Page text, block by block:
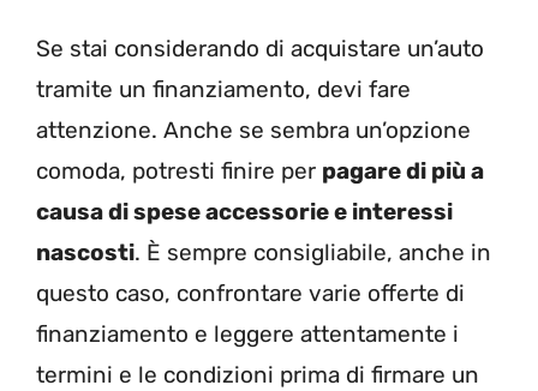
Se stai considerando di acquistare un’auto
tramite un finanziamento, devi fare
attenzione. Anche se sembra un’opzione
comoda, potresti finire per pagare di più a
causa di spese accessorie e interessi
nascosti. È sempre consigliabile, anche in
questo caso, confrontare varie offerte di
finanziamento e leggere attentamente i
termini e le condizioni prima di firmare un